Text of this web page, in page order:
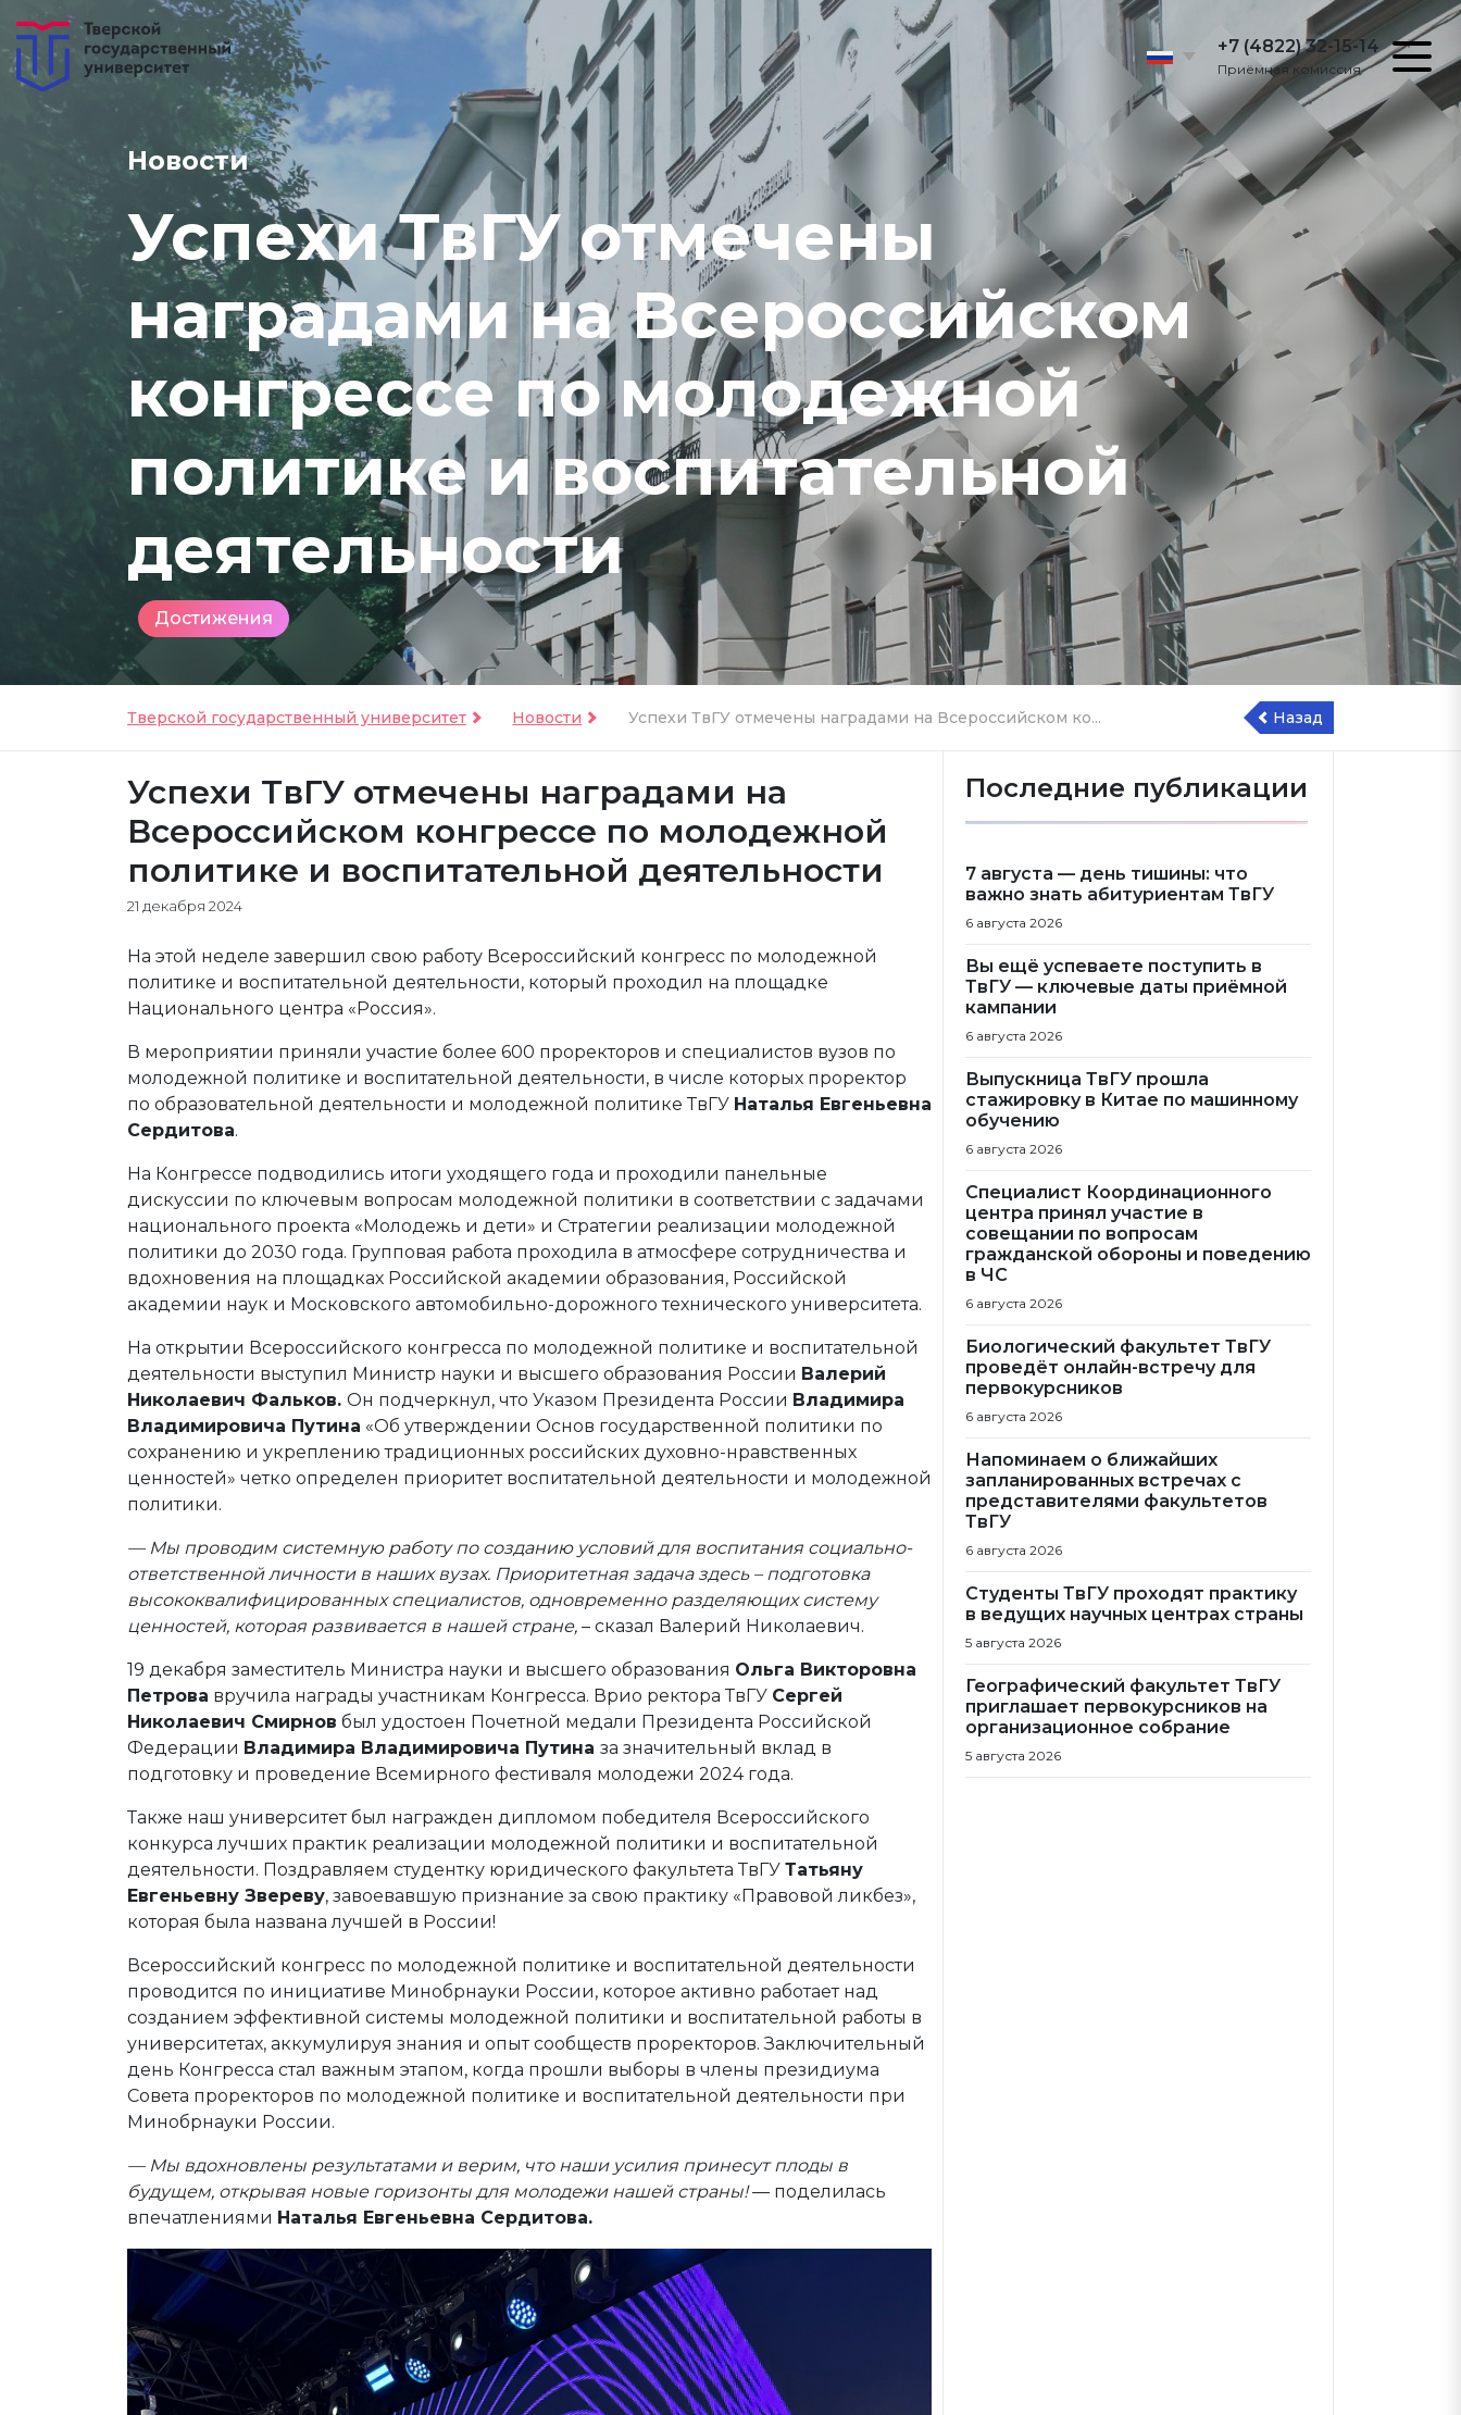
+7 (4822) 32-15-14
Приёмная комиссия
Новости
Успехи ТвГУ отмечены
наградами на Всероссийском
конгрессе по молодежной
политике и воспитательной
деятельности
Достижения
Тверской государственный университет Новости Успехи ТвГУ отмечены наградами на Всероссийском ко... Назад
Успехи ТвГУ отмечены наградами на
Всероссийском конгрессе по молодежной
политике и воспитательной деятельности
21 декабря 2024
На этой неделе завершил свою работу Всероссийский конгресс по молодежной
политике и воспитательной деятельности, который проходил на площадке
Национального центра «Россия».
В мероприятии приняли участие более 600 проректоров и специалистов вузов по
молодежной политике и воспитательной деятельности, в числе которых проректор
по образовательной деятельности и молодежной политике ТвГУ Наталья Евгеньевна
Сердитова.
На Конгрессе подводились итоги уходящего года и проходили панельные
дискуссии по ключевым вопросам молодежной политики в соответствии с задачами
национального проекта «Молодежь и дети» и Стратегии реализации молодежной
политики до 2030 года. Групповая работа проходила в атмосфере сотрудничества и
вдохновения на площадках Российской академии образования, Российской
академии наук и Московского автомобильно-дорожного технического университета.
На открытии Всероссийского конгресса по молодежной политике и воспитательной
деятельности выступил Министр науки и высшего образования России Валерий
Николаевич Фальков. Он подчеркнул, что Указом Президента России Владимира
Владимировича Путина «Об утверждении Основ государственной политики по
сохранению и укреплению традиционных российских духовно-нравственных
ценностей» четко определен приоритет воспитательной деятельности и молодежной
политики.
— Мы проводим системную работу по созданию условий для воспитания социально-
ответственной личности в наших вузах. Приоритетная задача здесь – подготовка
высококвалифицированных специалистов, одновременно разделяющих систему
ценностей, которая развивается в нашей стране, – сказал Валерий Николаевич.
19 декабря заместитель Министра науки и высшего образования Ольга Викторовна
Петрова вручила награды участникам Конгресса. Врио ректора ТвГУ Сергей
Николаевич Смирнов был удостоен Почетной медали Президента Российской
Федерации Владимира Владимировича Путина за значительный вклад в
подготовку и проведение Всемирного фестиваля молодежи 2024 года.
Также наш университет был награжден дипломом победителя Всероссийского
конкурса лучших практик реализации молодежной политики и воспитательной
деятельности. Поздравляем студентку юридического факультета ТвГУ Татьяну
Евгеньевну Звереву, завоевавшую признание за свою практику «Правовой ликбез»,
которая была названа лучшей в России!
Всероссийский конгресс по молодежной политике и воспитательной деятельности
проводится по инициативе Минобрнауки России, которое активно работает над
созданием эффективной системы молодежной политики и воспитательной работы в
университетах, аккумулируя знания и опыт сообществ проректоров. Заключительный
день Конгресса стал важным этапом, когда прошли выборы в члены президиума
Совета проректоров по молодежной политике и воспитательной деятельности при
Минобрнауки России.
— Мы вдохновлены результатами и верим, что наши усилия принесут плоды в
будущем, открывая новые горизонты для молодежи нашей страны!— поделилась
впечатлениями Наталья Евгеньевна Сердитова.
Последние публикации
7 августа — день тишины: что
важно знать абитуриентам ТвГУ
6 августа 2026
Вы ещё успеваете поступить в
ТвГУ — ключевые даты приёмной
кампании
6 августа 2026
Выпускница ТвГУ прошла
стажировку в Китае по машинному
обучению
6 августа 2026
Специалист Координационного
центра принял участие в
совещании по вопросам
гражданской обороны и поведению
в ЧС
6 августа 2026
Биологический факультет ТвГУ
проведёт онлайн-встречу для
первокурсников
6 августа 2026
Напоминаем о ближайших
запланированных встречах с
представителями факультетов
ТвГУ
6 августа 2026
Студенты ТвГУ проходят практику
в ведущих научных центрах страны
5 августа 2026
Географический факультет ТвГУ
приглашает первокурсников на
организационное собрание
5 августа 2026